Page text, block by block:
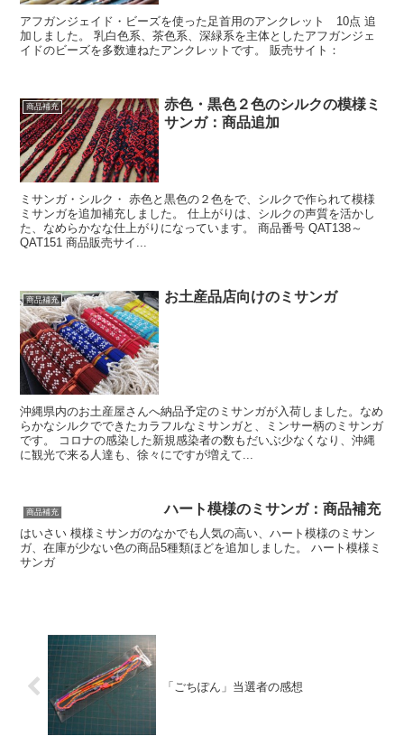
アフガンジェイド・ビーズを使った足首用のアンクレット 10点 追
加しました。 乳白色系、茶色系、深緑系を主体としたアフガンジェ
イドのビーズを多数連ねたアンクレットです。 販売サイト：
商品補充
赤色・黒色２色のシルクの模様ミ
サンガ：商品追加
ミサンガ・シルク・ 赤色と黒色の２色をで、シルクで作られて模様
ミサンガを追加補充しました。 仕上がりは、シルクの声質を活かし
た、なめらかなな仕上がりになっています。 商品番号 QAT138～
QAT151 商品販売サイ...
商品補充 お土産品店向けのミサンガ
沖縄県内のお土産屋さんへ納品予定のミサンガが入荷しました。なめ
らかなシルクでできたカラフルなミサンガと、ミンサー柄のミサンガ
です。 コロナの感染した新規感染者の数もだいぶ少なくなり、沖縄
に観光で来る人達も、徐々にですが増えて...
商品補充 ハート模様のミサンガ：商品補充
はいさい 模様ミサンガのなかでも人気の高い、ハート模様のミサン
ガ、在庫が少ない色の商品5種類ほどを追加しました。 ハート模様ミ
サンガ
「ごちぽん」当選者の感想